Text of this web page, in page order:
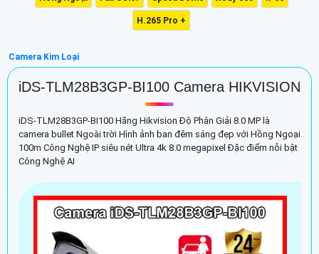
H.265 Pro +
Camera Kim Loại
iDS-TLM28B3GP-BI100 Camera HIKVISION
iDS-TLM28B3GP-BI100 Hãng Hikvision Độ Phân Giải 8.0 MP là
camera bullet Ngoài trời Hình ảnh ban đêm sáng đẹp với Hồng Ngoại
100m Công Nghệ IP siêu nét Ultra 4k 8.0 megapixel Đặc điểm nỗi bật
Công Nghệ AI